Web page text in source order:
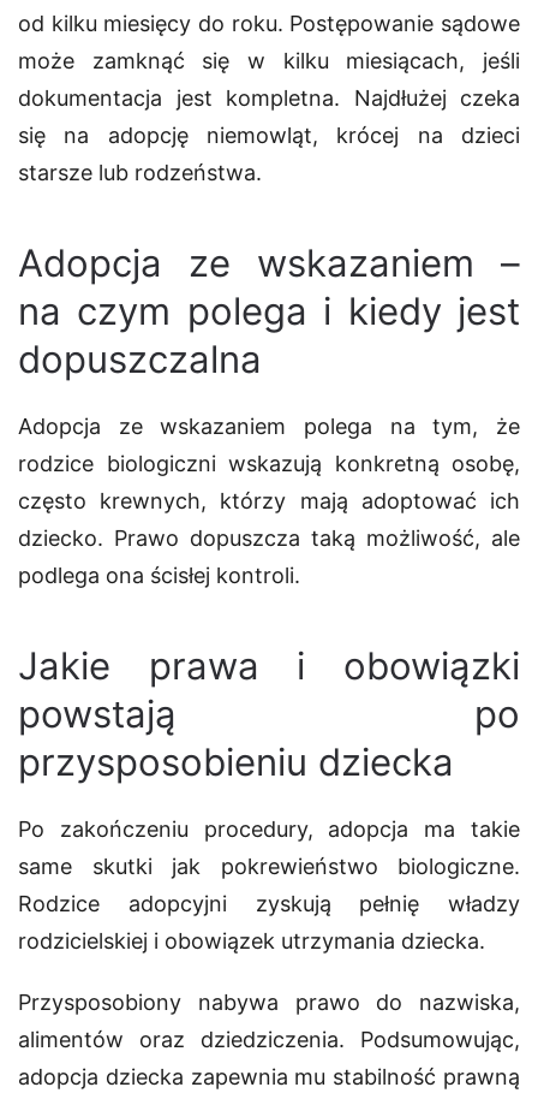
od kilku miesięcy do roku. Postępowanie sądowe
może zamknąć się w kilku miesiącach, jeśli
dokumentacja jest kompletna. Najdłużej czeka
się na adopcję niemowląt, krócej na dzieci
starsze lub rodzeństwa.
Adopcja ze wskazaniem –
na czym polega i kiedy jest
dopuszczalna
Adopcja ze wskazaniem polega na tym, że
rodzice biologiczni wskazują konkretną osobę,
często krewnych, którzy mają adoptować ich
dziecko. Prawo dopuszcza taką możliwość, ale
podlega ona ścisłej kontroli.
Jakie prawa i obowiązki
powstają po
przysposobieniu dziecka
Po zakończeniu procedury, adopcja ma takie
same skutki jak pokrewieństwo biologiczne.
Rodzice adopcyjni zyskują pełnię władzy
rodzicielskiej i obowiązek utrzymania dziecka.
Przysposobiony nabywa prawo do nazwiska,
alimentów oraz dziedziczenia. Podsumowując,
adopcja dziecka zapewnia mu stabilność prawną